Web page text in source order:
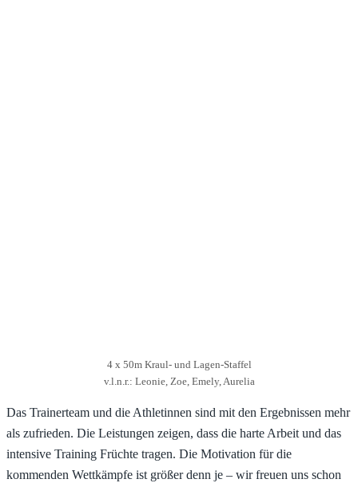
4 x 50m Kraul- und Lagen-Staffel
v.l.n.r.: Leonie, Zoe, Emely, Aurelia
Das Trainerteam und die Athletinnen sind mit den Ergebnissen mehr
als zufrieden. Die Leistungen zeigen, dass die harte Arbeit und das
intensive Training Früchte tragen. Die Motivation für die
kommenden Wettkämpfe ist größer denn je – wir freuen uns schon